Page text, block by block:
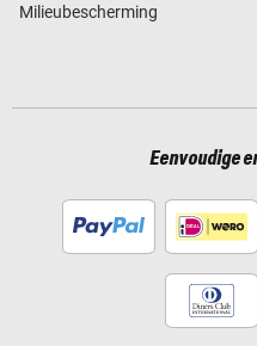
Milieubescherming
Eenvoudige